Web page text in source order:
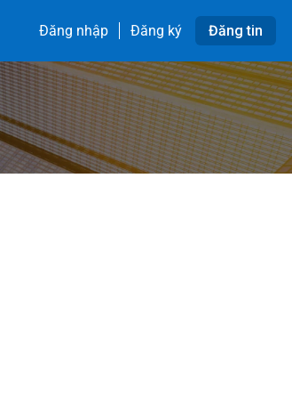
Đăng nhập Đăng ký Đăng tin